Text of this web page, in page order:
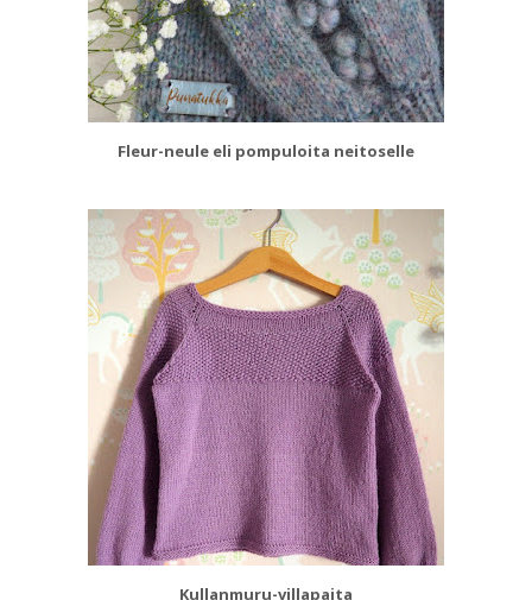
Fleur-neule eli pompuloita neitoselle
Kullanmuru-villapaita